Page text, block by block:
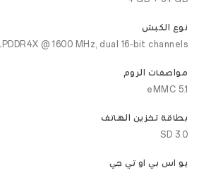
نوع الكبش
LPDDR4X @ 1600 MHz, dual 16-bit channels
مواصفات الروم
eMMC 5.1
بطاقة تخزين الهاتف
SD 3.0
يو اس بي او تي جي